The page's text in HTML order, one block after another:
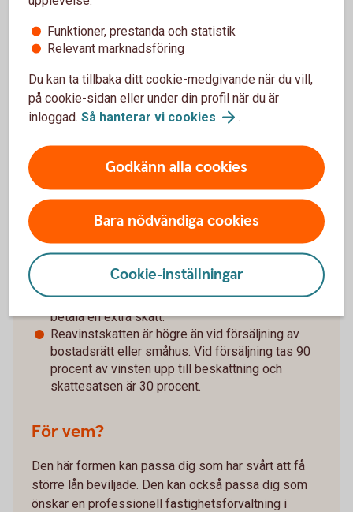
reparationer som behövs och när dessa ska
göras.
dispositionsrätt kan säljas via fastighetsmäklare
på den öppna marknaden.
Nackdelar
som säkerhet för lån i bank. Detta innebär att köp
av en andelslägenhet måste finansieras på annat
I samband med den årliga deklarationen måste
deklarationsbilaga och beroende på vilka
kostnader du haft för ditt ägande kan du behöva
betala en extra skatt.
Reavinstskatten är högre än vid försäljning av
bostadsrätt eller småhus. Vid försäljning tas 90
procent av vinsten upp till beskattning och
skattesatsen är 30 procent.
För vem?
Den här formen kan passa dig som har svårt att få
större lån beviljade. Den kan också passa dig som
önskar en professionell fastighetsförvaltning i
Funktioner, prestanda och statistik
Relevant marknadsföring
Du kan ta tillbaka ditt cookie-medgivande när du vill,
på cookie-sidan eller under din profil när du är
inloggad. Så hanterar vi cookies .
Godkänn alla cookies
Bara nödvändiga cookies
Cookie-inställningar